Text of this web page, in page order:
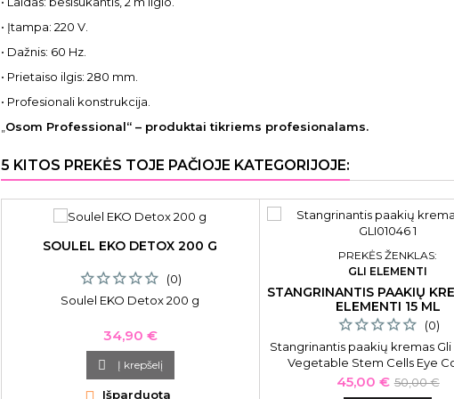
• Įtampa: 220 V.
• Dažnis: 60 Hz.
• Prietaiso ilgis: 280 mm.
• Profesionali konstrukcija.
Osom Professional“ – produktai tikriems profesionalams.
5 KITOS PREKĖS TOJE PAČIOJE KATEGORIJOJE:
SOULEL EKO DETOX 200 G
(0)
Soulel EKO Detox 200 g
Kaina
34,90 €
 Į krepšelį
Išparduota
PREKĖS ŽENKLAS:
GLI ELEMENTI
STANGRINANTIS PAAKIŲ
ELEMENTI 15 ML
(0)
Stangrinantis paakių kremas
Vegetable Stem Cells Eye
Treatment GLI01046, 15 ml
Kaina
45,00 € Bazinė
50,00 €